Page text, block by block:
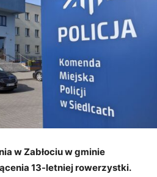
w Zabłociu w gminie
13-letniej rowerzystki.